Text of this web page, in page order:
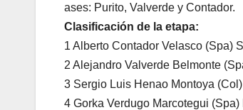
ases: Purito, Valverde y Contador.
Clasificación de la etapa:
1 Alberto Contador Velasco (Spa)
2 Alejandro Valverde Belmonte
3 Sergio Luis Henao Montoya
4 Gorka Verdugo Marcotegui